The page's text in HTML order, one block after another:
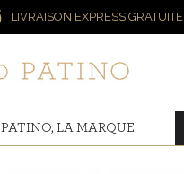
LIVRAISON EXPRESS GRATUITE
PATINO, LA MARQUE